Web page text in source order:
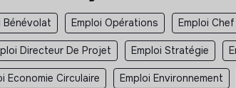
Bénévolat Emploi Opérations Emploi
Directeur De Projet Emploi Stratégie
Economie Circulaire Emploi Environnement